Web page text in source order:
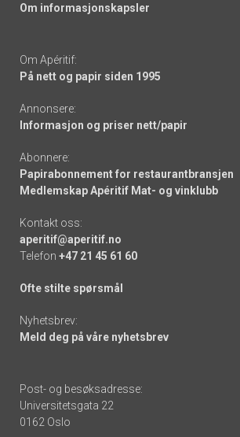
Om informasjonskapsler
Om Apéritif:
På nett og papir siden 1995
Annonsere:
Informasjon og priser nett/papir
Abonnere:
Papirabonnement for restaurantbransjen
Medlemskap Apéritif Mat- og vinklubb
Kontakt oss:
aperitif@aperitif.no
Telefon +47 21 45 61 60
Ofte stilte spørsmål
Nyhetsbrev:
Meld deg på våre nyhetsbrev
Post- og besøksadresse:
Universitetsgata 22
0162 Oslo